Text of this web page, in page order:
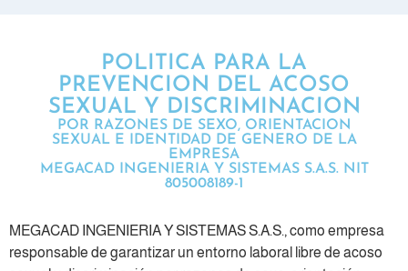
POLITICA PARA LA
PREVENCION DEL ACOSO
SEXUAL Y DISCRIMINACION
POR RAZONES DE SEXO, ORIENTACION
SEXUAL E IDENTIDAD DE GENERO DE LA
EMPRESA
MEGACAD INGENIERIA Y SISTEMAS S.A.S. NIT
805008189-1
MEGACAD INGENIERIA Y SISTEMAS S.A.S., como empresa
responsable de garantizar un entorno laboral libre de acoso